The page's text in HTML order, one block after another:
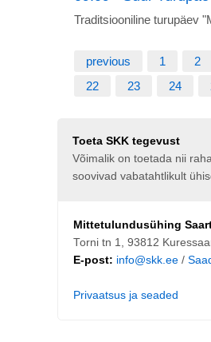
Traditsiooniline turupäev
previous 1 2
22
23 24
Toeta SKK tegevust
Võimalik on toetada nii
soovivad vabatahtlikult
Mittetulundusühing
Torni tn 1, 93812
E-post: info@skk.ee/
Privaatsus ja seaded